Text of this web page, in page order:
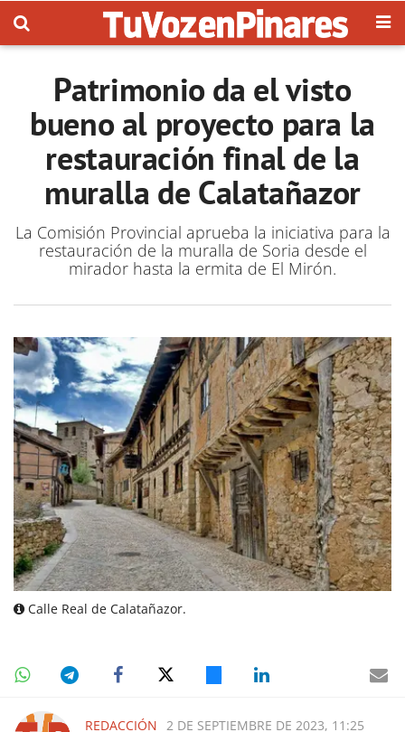
Patrimonio da el visto
bueno al proyecto para la
restauración final de la
muralla de Calatañazor
La Comisión Provincial aprueba la iniciativa para la
restauración de la muralla de Soria desde el
mirador hasta la ermita de El Mirón.
Calle Real de Calatañazor.
REDACCIÓN 2 DE SEPTIEMBRE DE 2023, 11:25